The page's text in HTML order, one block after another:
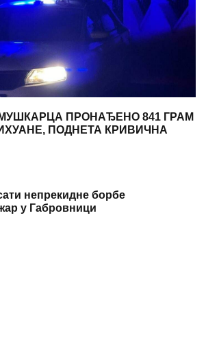
ПРОНАЂЕНО 841 ГРАМ
ПОДНЕТА КРИВИЧНА
непрекидне борбе
у Габровници